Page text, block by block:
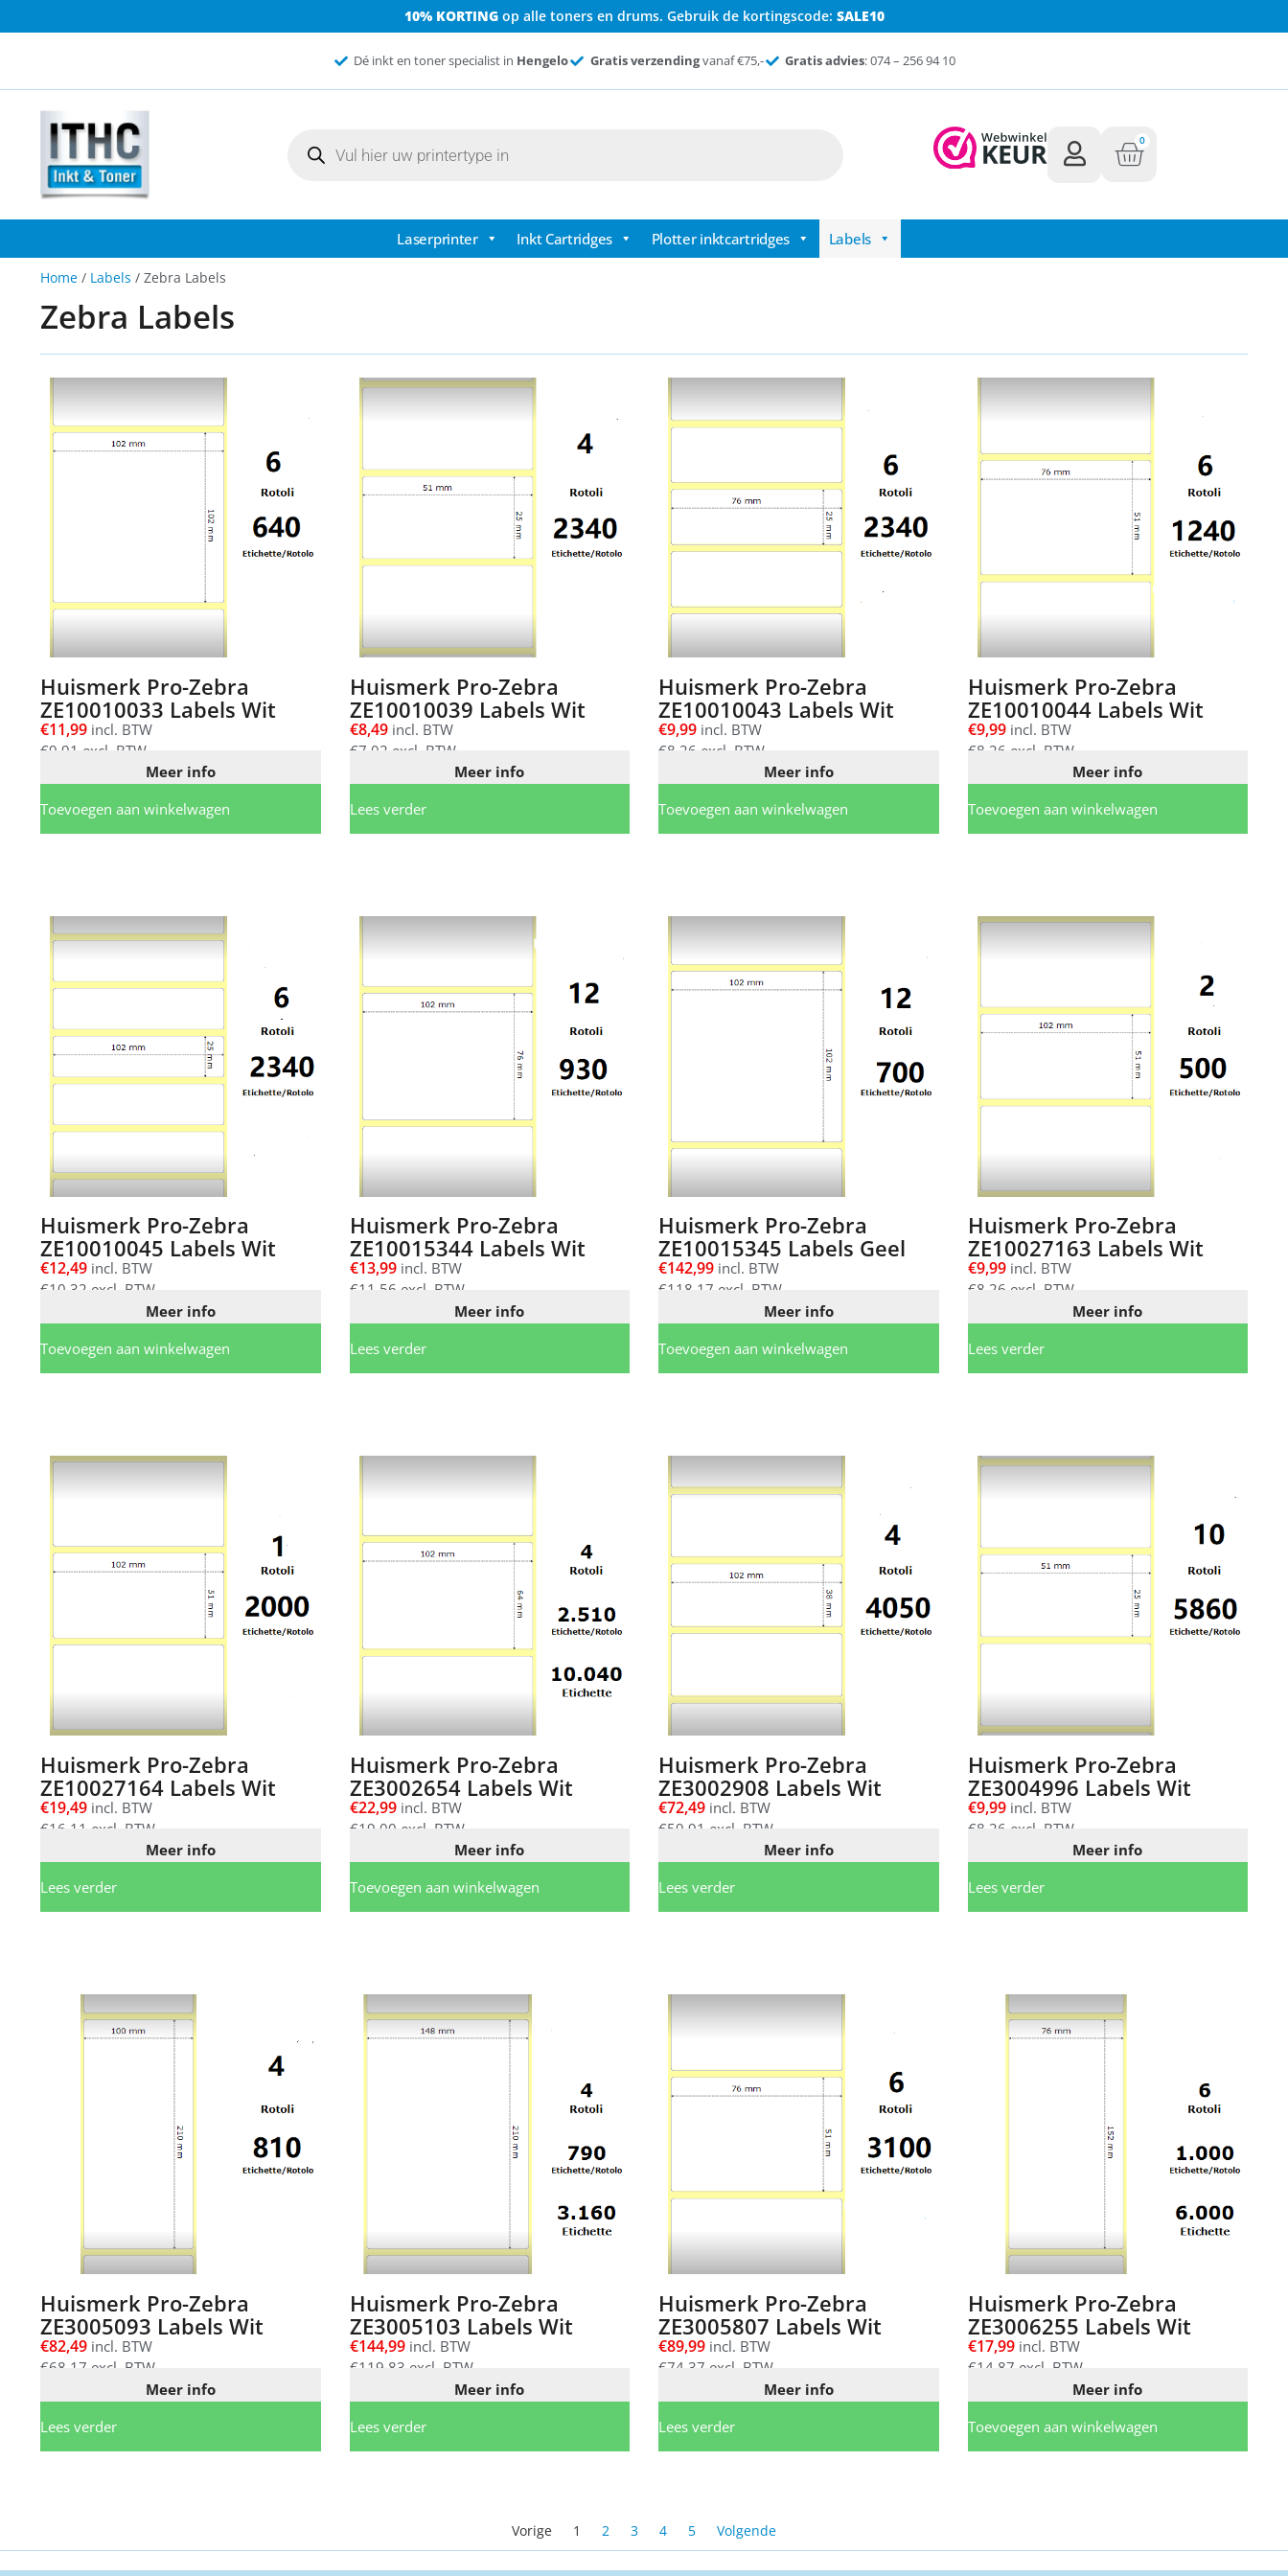
10% KORTINGop alle toners en drums. Gebruik de kortingscode: SALE10
Dé inkt en toner specialist in Hengelo Gratis verzendingvanaf €75,- Gratis advies: 074 – 256 94 10
0
Laserprinter Inkt Cartridges Plotter inktcartridges Labels
Home / Labels / Zebra Labels
Zebra Labels
Huismerk Pro-Zebra
ZE10010033 Labels Wit
€11,99 incl. BTW
€9,91 excl. BTW
Meer info
Toevoegen aan winkelwagen
Huismerk Pro-Zebra
ZE10010039 Labels Wit
€8,49incl. BTW
€7,02 excl. BTW
Meer info
Lees verder
Huismerk Pro-Zebra
ZE10010043 Labels Wit
€9,99 incl. BTW
€8,26 excl. BTW
Meer info
Toevoegen aan winkelwagen
Huismerk Pro-Zebra
ZE10010044 Labels Wit
€9,99incl. BTW
€8,26 excl. BTW
Meer info
Toevoegen aan winkelwagen
Huismerk Pro-Zebra
ZE10010045 Labels Wit
€12,49 incl. BTW
€10,32 excl. BTW
Meer info
Toevoegen aan winkelwagen
Huismerk Pro-Zebra
ZE10015344 Labels Wit
€13,99incl. BTW
€11,56 excl. BTW
Meer info
Lees verder
Huismerk Pro-Zebra
ZE10015345 Labels Geel
€142,99 incl. BTW
€118,17 excl. BTW
Meer info
Toevoegen aan winkelwagen
Huismerk Pro-Zebra
ZE10027163 Labels Wit
€9,99incl. BTW
€8,26 excl. BTW
Meer info
Lees verder
Huismerk Pro-Zebra
ZE10027164 Labels Wit
€19,49 incl. BTW
€16,11 excl. BTW
Meer info
Lees verder
Huismerk Pro-Zebra
ZE3002654 Labels Wit
€22,99incl. BTW
€19,00 excl. BTW
Meer info
Toevoegen aan winkelwagen
Huismerk Pro-Zebra
ZE3002908 Labels Wit
€72,49 incl. BTW
€59,91 excl. BTW
Meer info
Lees verder
Huismerk Pro-Zebra
ZE3004996 Labels Wit
€9,99incl. BTW
€8,26 excl. BTW
Meer info
Lees verder
Huismerk Pro-Zebra
ZE3005093 Labels Wit
€82,49 incl. BTW
€68,17 excl. BTW
Meer info
Lees verder
Huismerk Pro-Zebra
ZE3005103 Labels Wit
€144,99incl. BTW
€119,83 excl. BTW
Meer info
Lees verder
Huismerk Pro-Zebra
ZE3005807 Labels Wit
€89,99 incl. BTW
€74,37 excl. BTW
Meer info
Lees verder
Huismerk Pro-Zebra
ZE3006255 Labels Wit
€17,99incl. BTW
€14,87 excl. BTW
Meer info
Toevoegen aan winkelwagen
Vorige 1 2 3 4 5 Volgende